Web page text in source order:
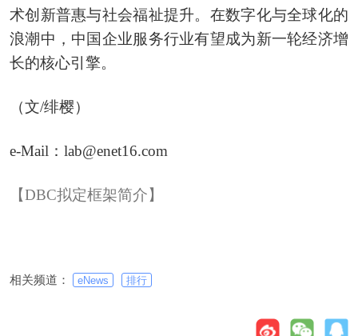
术创新普惠与社会福祉提升。在数字化与全球化的
浪潮中，中国企业服务行业有望成为新一轮经济增
长的核心引擎。
（文/绯樱）
e-Mail：lab@enet16.com
【DBC拟定框架简介】
相关频道： eNews 排行